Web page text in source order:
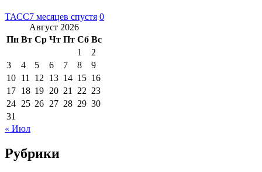
ТАСС7 месяцев спустя 0
Август 2026
Пн Вт Ср Чт Пт Сб Вс
1
2
3
4 5 6 7 8
9
10 11 12 13 14 15 16
17 18 19 20 21 22 23
24 25 26 27 28 29 30
31
« Июл
Рубрики